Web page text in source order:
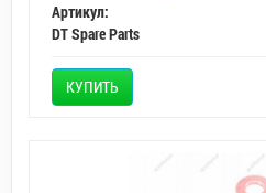
Артикул:
DT Spare Parts
КУПИТЬ